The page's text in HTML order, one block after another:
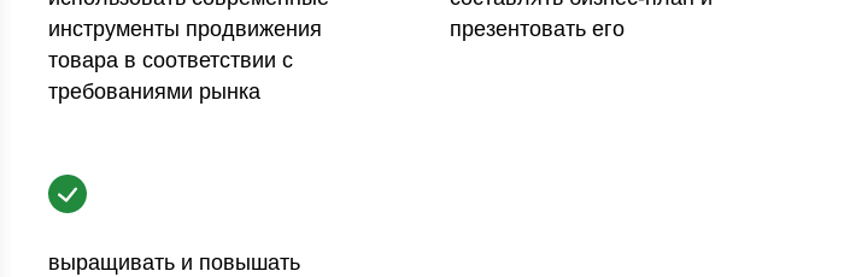
инструменты продвижения
товара в соответствии с
требованиями рынка
презентовать его
выращивать и повышать